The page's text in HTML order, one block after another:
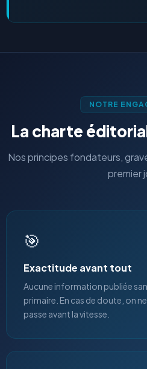
NOTRE
La charte
Nos principes fondateurs,
premier
🎯
Exactitude avant tout
Aucune information publiée
primaire. En cas de doute, on
passe avant la vitesse.